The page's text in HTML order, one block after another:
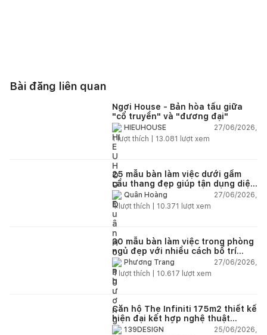
Bài đăng liên quan
Ngơi House - Bản hòa tấu giữa
"cổ truyền" và "đương đại"
HIEUHOUSE
27/06/2026,
1lượt thích | 13.081 lượt xem
25 mẫu bàn làm việc dưới gầm
cầu thang đẹp giúp tận dụng diện
tích tưởng chừng bị bỏ quên
Quân Hoàng
27/06/2026,
4lượt thích | 10.371 lượt xem
30 mẫu bàn làm việc trong phòng
ngủ đẹp với nhiều cách bố trí
thông minh cho mọi diện tích
Phương Trang
27/06/2026,
4 lượt thích | 10.617 lượt xem
Căn hộ The Infiniti 175m2 thiết kế
hiện đại kết hợp nghệ thuật
Modern Art đầy cảm xúc
139DESIGN
25/06/2026,